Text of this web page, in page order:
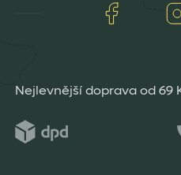
Nejlevnější doprava od 69